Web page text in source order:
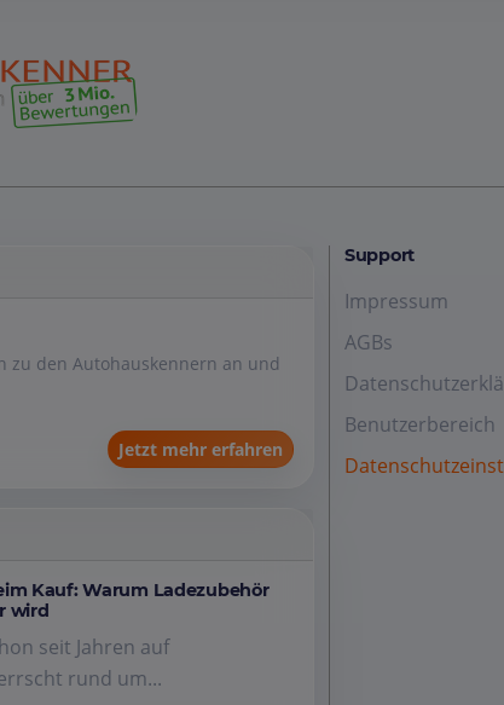
zu den Autohauskennern an und
Jetzt mehr erfahren
Kauf: Warum Ladezubehör
wird
seit Jahren auf
rund um...
Support
Impressum
AGBs
Benutzerbereich